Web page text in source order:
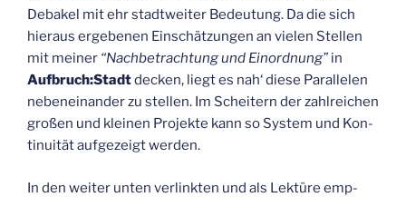
Deba­kel mit ehr stadt­wei­ter Bedeu­tung. Da die sich
hier­aus erge­be­nen Ein­schät­zun­gen an vie­len Stel­len
mit mei­ner “Nach­be­trach­tung und Ein­ord­nung”in
Aufbruch:Stadtdecken, liegt es nah‘ die­se Par­al­le­len
neben­ein­an­der zu stel­len. Im Schei­tern der zahl­rei­chen
gro­ßen und klei­nen Pro­jek­te kann so Sys­tem und Kon­
ti­nui­tät auf­ge­zeigt werden.
In den wei­ter unten ver­link­ten und als Lek­tü­re emp­